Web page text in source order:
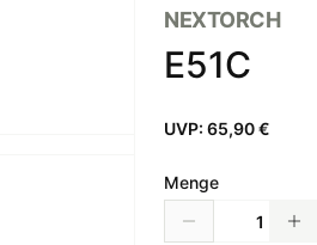
NEXTORCH
E51C
UVP: 65,90 €
Menge